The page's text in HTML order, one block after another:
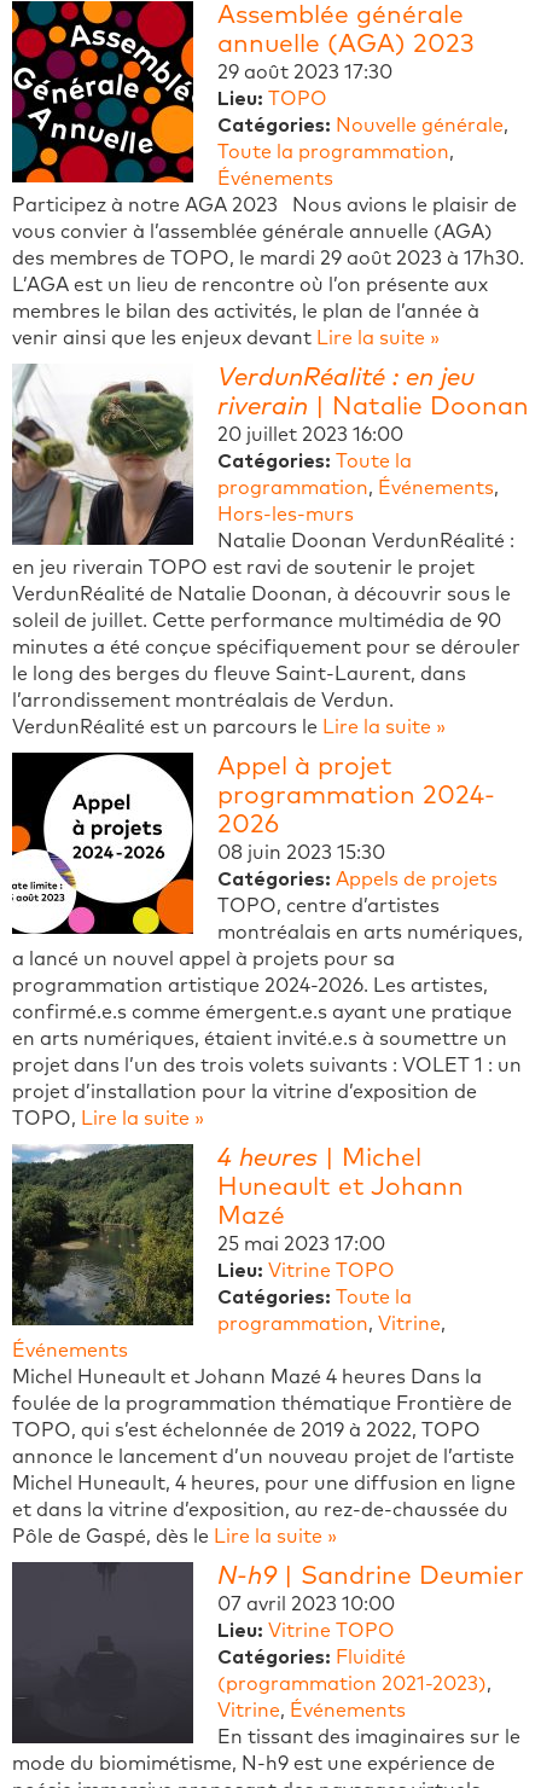
Assemblée générale
annuelle (AGA) 2023
29 août 2023 17:30
Lieu: TOPO
Catégories: Nouvelle générale,
Toute la programmation,
Événements
Participez à notre AGA 2023 Nous avions le plaisir de
vous convier à l’assemblée générale annuelle (AGA)
des membres de TOPO, le mardi 29 août 2023 à 17h30.
L’AGA est un lieu de rencontre où l’on présente aux
membres le bilan des activités, le plan de l’année à
venir ainsi que les enjeux devant Lire la suite »
VerdunRéalité : en jeu
riverain | Natalie Doonan
20 juillet 2023 16:00
Catégories: Toute la
programmation, Événements,
Hors-les-murs
Natalie Doonan VerdunRéalité :
en jeu riverain TOPO est ravi de soutenir le projet
VerdunRéalité de Natalie Doonan, à découvrir sous le
soleil de juillet. Cette performance multimédia de 90
minutes a été conçue spécifiquement pour se dérouler
le long des berges du fleuve Saint-Laurent, dans
l’arrondissement montréalais de Verdun.
VerdunRéalité est un parcours le Lire la suite »
Appel à projet
programmation 2024-
2026
08 juin 2023 15:30
Catégories: Appels de projets
TOPO, centre d’artistes
montréalais en arts numériques,
a lancé un nouvel appel à projets pour sa
programmation artistique 2024-2026. Les artistes,
confirmé.e.s comme émergent.e.s ayant une pratique
en arts numériques, étaient invité.e.s à soumettre un
projet dans l’un des trois volets suivants : VOLET 1 : un
projet d’installation pour la vitrine d’exposition de
TOPO, Lire la suite »
4 heures | Michel
Huneault et Johann
Mazé
25 mai 2023 17:00
Lieu: Vitrine TOPO
Catégories: Toute la
programmation, Vitrine,
Événements
Michel Huneault et Johann Mazé 4 heures Dans la
foulée de la programmation thématique Frontière de
TOPO, qui s’est échelonnée de 2019 à 2022, TOPO
annonce le lancement d’un nouveau projet de l’artiste
Michel Huneault, 4 heures, pour une diffusion en ligne
et dans la vitrine d’exposition, au rez-de-chaussée du
Pôle de Gaspé, dès le Lire la suite »
N-h9| Sandrine Deumier
07 avril 2023 10:00
Lieu: Vitrine TOPO
Catégories: Fluidité
(programmation 2021-2023),
Vitrine, Événements
En tissant des imaginaires sur le
mode du biomimétisme, N-h9 est une expérience de